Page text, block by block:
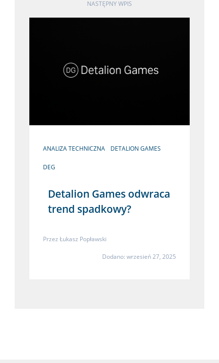
NASTĘPNY WPIS
ANALIZA TECHNICZNA DETALION GAMES
DEG
Detalion Games odwraca
trend spadkowy?
Przez Łukasz Popławski
Dodano: wrzesień 27, 2025